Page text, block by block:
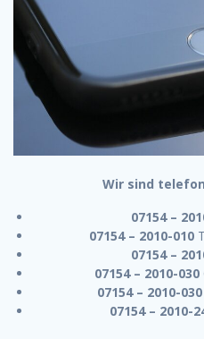
Wir sind
07154 –
07154 – 2010-010
07154 –
07154 – 2010-030
07154 – 2010-030
07154 – 2010-